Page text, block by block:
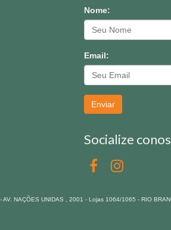
Nome:
Email:
Enviar
Socialize
NAÇÕES UNIDAS , 2001 - Lojas 1064/1065 - RIO